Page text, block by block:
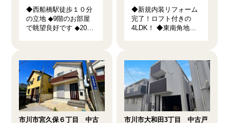
◆西船橋駅徒歩１０分
の立地 ◆9階のお部屋
で眺望良好です ◆2020
◆新規内装リフォーム
完了！ロフト付きの
4LDK！ ◆東南角地！
市川市宮久保６丁目 中古
市川市大和田3丁目 中古戸